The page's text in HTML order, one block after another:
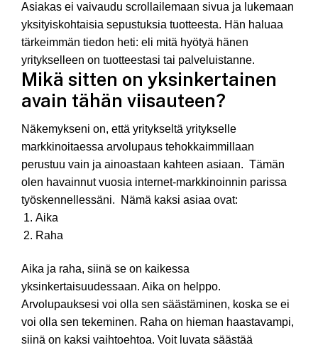
Asiakas ei vaivaudu scrollailemaan sivua ja lukemaan
yksityiskohtaisia sepustuksia tuotteesta. Hän haluaa
tärkeimmän tiedon heti: eli mitä hyötyä hänen
yritykselleen on tuotteestasi tai palveluistanne.
Mikä sitten on yksinkertainen
avain tähän viisauteen?
Näkemykseni on, että yritykseltä yritykselle
markkinoitaessa arvolupaus tehokkaimmillaan
perustuu vain ja ainoastaan kahteen asiaan. Tämän
olen havainnut vuosia internet-markkinoinnin parissa
työskennellessäni. Nämä kaksi asiaa ovat:
Aika
Raha
Aika ja raha, siinä se on kaikessa
yksinkertaisuudessaan. Aika on helppo.
Arvolupauksesi voi olla sen säästäminen, koska se ei
voi olla sen tekeminen. Raha on hieman haastavampi,
siinä on kaksi vaihtoehtoa. Voit luvata säästää